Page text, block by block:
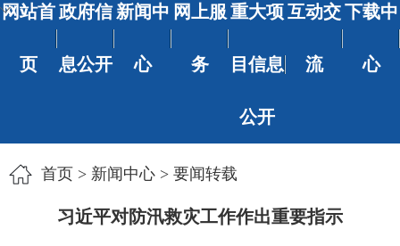
网站首
页
政府信
息公开
新闻中
心
网上服
务
重大项
目信息
公开
互动交
流
下载中
心
首页> 新闻中心> 要闻转载
习近平对防汛救灾工作作出重要指示